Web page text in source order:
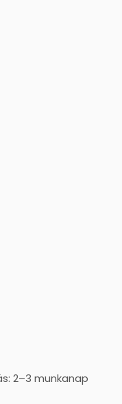
2–3 munkanap